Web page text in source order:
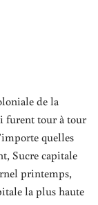
de la
furent tour à tour
quelles
Sucre capitale
printemps,
la plus haute